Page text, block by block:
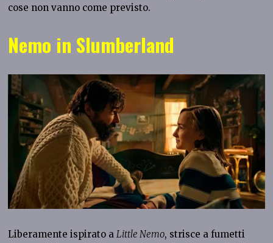
cose non vanno come previsto.
Nemo in Slumberland
Liberamente ispirato a Little Nemo, strisce a fumetti